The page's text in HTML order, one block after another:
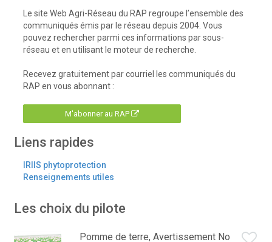
Le site Web Agri-Réseau du RAP regroupe l’ensemble des
communiqués émis par le réseau depuis 2004. Vous
pouvez rechercher parmi ces informations par sous-
réseau et en utilisant le moteur de recherche.
Recevez gratuitement par courriel les communiqués du
RAP en vous abonnant :
M'abonner au RAP
Liens rapides
IRIIS phytoprotection
Renseignements utiles
Les choix du pilote
Pomme de terre, Avertissement No